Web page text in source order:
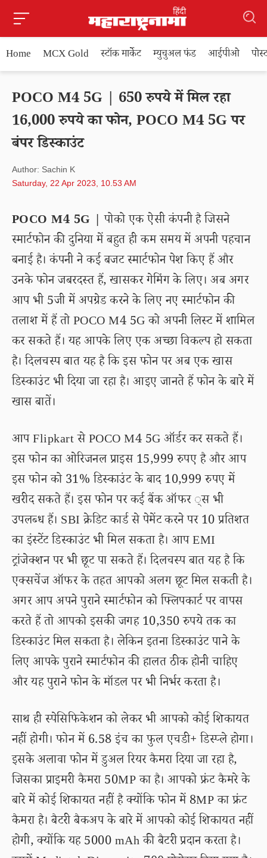
Home MCX Gold स्टॉक मार्केट म्युचुअल फंड आईपीओ
POCO M4 5G | 650 रुपये में मिल रहा
16,000 रुपये का फोन, POCO M4 5G पर
बंपर डिस्काउंट
Author: Sachin K
Saturday, 22 Apr 2023, 10.53 AM
POCO M4 5G | पोको एक ऐसी कंपनी है जिसने
स्मार्टफोन की दुनिया में बहुत ही कम समय में अपनी पहचान
बनाई है। कंपनी ने कई बजट स्मार्टफोन पेश किए हैं और
उनके फोन जबरदस्त हैं, खासकर गेमिंग के लिए। अब अगर
आप भी 5जी में अपग्रेड करने के लिए नए स्मार्टफोन की
तलाश में हैं तो POCO M4 5G को अपनी लिस्ट में शामिल
कर सकते हैं। यह आपके लिए एक अच्छा विकल्प हो सकता
है। दिलचस्प बात यह है कि इस फोन पर अब एक खास
डिस्काउंट भी दिया जा रहा है। आइए जानते हैं फोन के बारे में
खास बातें।
आप Flipkart से POCO M4 5G ऑर्डर कर सकते हैं।
इस फोन का ओरिजनल प्राइस 15,999 रुपए है और आप
इस फोन को 31% डिस्काउंट के बाद 10,999 रुपए में
खरीद सकते हैं। इस फोन पर कई बैंक ऑफर ्स भी
उपलब्ध हैं। SBI क्रेडिट कार्ड से पेमेंट करने पर 10 प्रतिशत
का इंस्टेंट डिस्काउंट भी मिल सकता है। आप EMI
ट्रांजेक्शन पर भी छूट पा सकते हैं। दिलचस्प बात यह है कि
एक्सचेंज ऑफर के तहत आपको अलग छूट मिल सकती है।
अगर आप अपने पुराने स्मार्टफोन को फ्लिपकार्ट पर वापस
करते हैं तो आपको इसकी जगह 10,350 रुपये तक का
डिस्काउंट मिल सकता है। लेकिन इतना डिस्काउंट पाने के
लिए आपके पुराने स्मार्टफोन की हालत ठीक होनी चाहिए
और यह पुराने फोन के मॉडल पर भी निर्भर करता है।
साथ ही स्पेसिफिकेशन को लेकर भी आपको कोई शिकायत
नहीं होगी। फोन में 6.58 इंच का फुल एचडी+ डिस्प्ले होगा।
इसके अलावा फोन में डुअल रियर कैमरा दिया जा रहा है,
जिसका प्राइमरी कैमरा 50MP का है। आपको फ्रंट कैमरे के
बारे में कोई शिकायत नहीं है क्योंकि फोन में 8MP का फ्रंट
कैमरा है। बैटरी बैकअप के बारे में आपको कोई शिकायत नहीं
होगी, क्योंकि यह 5000 mAh की बैटरी प्रदान करता है।